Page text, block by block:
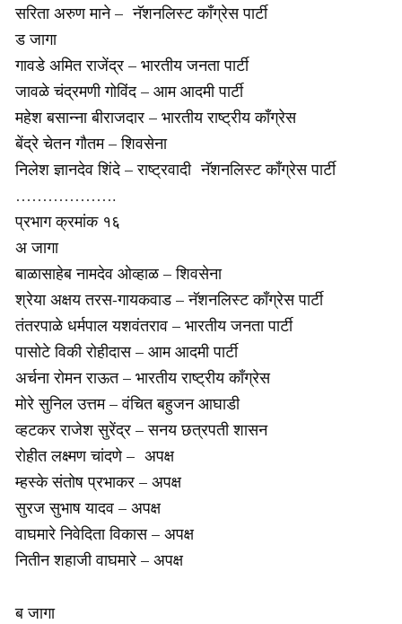
सरिता अरुण माने – नॅशनलिस्ट काँग्रेस पार्टी
ड जागा
गावडे अमित राजेंद्र – भारतीय जनता पार्टी
जावळे चंद्रमणी गोविंद – आम आदमी पार्टी
महेश बसान्ना बीराजदार – भारतीय राष्ट्रीय काँग्रेस
बेंद्रे चेतन गौतम – शिवसेना
निलेश ज्ञानदेव शिंदे – राष्ट्रवादी नॅशनलिस्ट काँग्रेस पार्टी
……………….
प्रभाग क्रमांक १६
अ जागा
बाळासाहेब नामदेव ओव्हाळ – शिवसेना
श्रेया अक्षय तरस-गायकवाड – नॅशनलिस्ट काँग्रेस पार्टी
तंतरपाळे धर्मपाल यशवंतराव – भारतीय जनता पार्टी
पासोटे विकी रोहीदास – आम आदमी पार्टी
अर्चना रोमन राऊत – भारतीय राष्ट्रीय काँग्रेस
मोरे सुनिल उत्तम – वंचित बहुजन आघाडी
व्हटकर राजेश सुरेंद्र – सनय छत्रपती शासन
रोहीत लक्ष्मण चांदणे – अपक्ष
म्हस्के संतोष प्रभाकर – अपक्ष
सुरज सुभाष यादव – अपक्ष
वाघमारे निवेदिता विकास – अपक्ष
नितीन शहाजी वाघमारे – अपक्ष
ब जागा